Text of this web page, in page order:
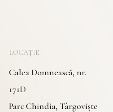
LOCAȚIE
Calea Domnească, nr.
171D
Parc Chindia, Târgoviște